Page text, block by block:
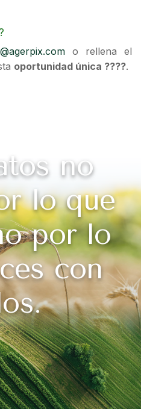
o rellena el
oportunidad única ????.
no
lo que
por lo
con